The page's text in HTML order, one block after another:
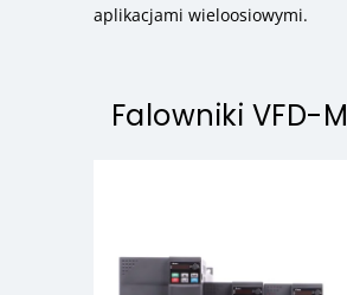
aplikacjami wieloosiowymi.
Falowniki VFD-